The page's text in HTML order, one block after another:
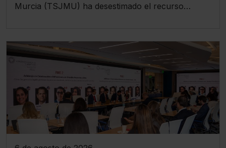
Murcia (TSJMU) ha desestimado el recurso
Seguridad Social (TGSS) que confirmó el alta de
oficio en el Régimen General de 140 repartidores,
al considerar ajustada a Derecho la actuación
administrativa.